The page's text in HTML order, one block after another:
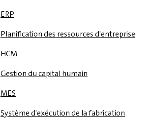
ERP
Planification des ressources d'entreprise
HCM
Gestion du capital humain
MES
Système d'exécution de la fabrication